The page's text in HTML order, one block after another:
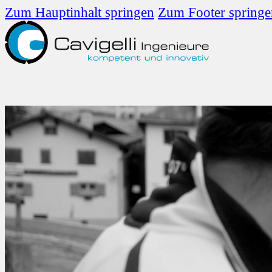
Zum Hauptinhalt springen Zum Footer